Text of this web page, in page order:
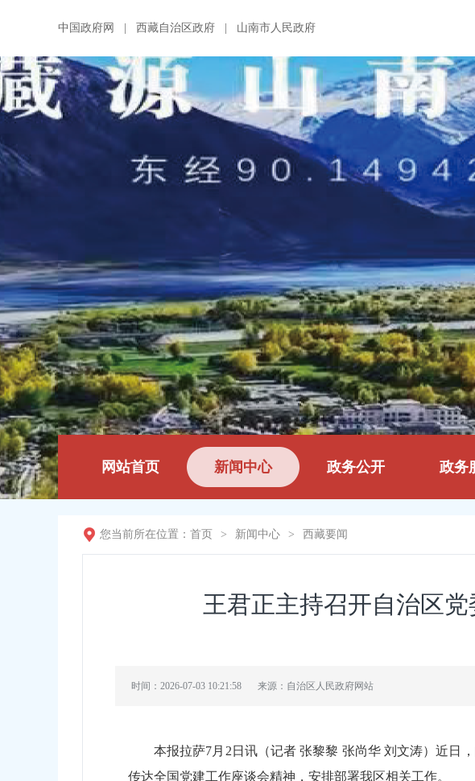
中国政府网 西藏自治区政府 山南市人民政府
网站首页 新闻中心 政务公开 政务
您当前所在位置： 首页 > 新闻中心 > 西藏要闻
王君正主持召开自治区
时间：2026-07-03 10:21:58 来源：自治区人民政府网站
本报拉萨7月2日讯（记者 张黎黎 张尚华 刘文涛）近日
传达全国党建工作座谈会精神，安排部署我区相关工作。